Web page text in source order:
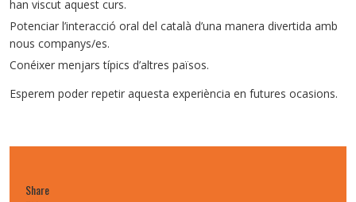
han viscut aquest curs.
Potenciar l’interacció oral del català d’una manera divertida amb
nous companys/es.
Conéixer menjars típics d’altres països.
Esperem poder repetir aquesta experiència en futures ocasions.
Share